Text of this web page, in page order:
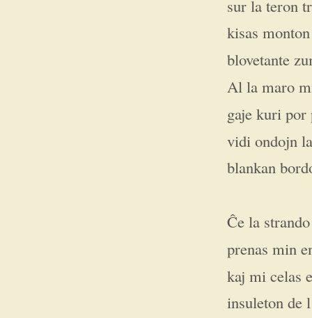
sur la teron
kisas
blovetante
Al la maro
gaje kuri por
vidi ondojn
blankan
Ĉe la
prenas min
kaj mi celas
insuleton de